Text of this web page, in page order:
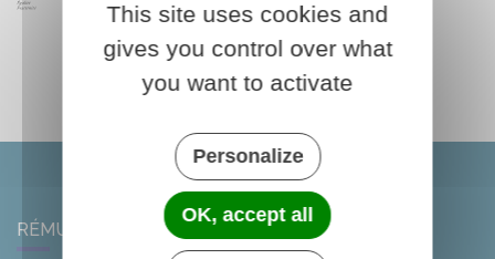
RÉMUZAT
This site uses cookies and
gives you control over what
you want to activate
Personalize
OK, accept all